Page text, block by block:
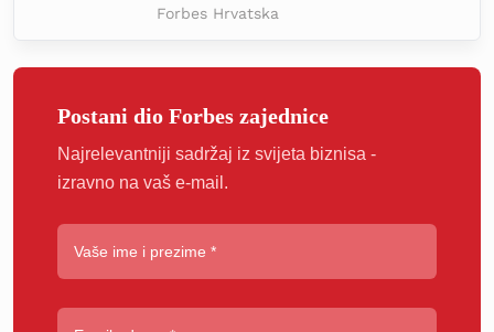
Forbes Hrvatska
Postani dio Forbes zajednice
Najrelevantniji sadržaj iz svijeta biznisa -
izravno na vaš e-mail.